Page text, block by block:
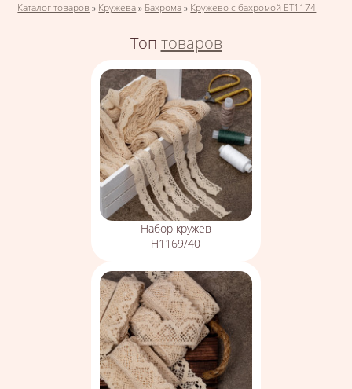
Вы здесь
Каталог товаров » Кружева » Бахрома » Кружево с бахромой ЕТ1174
Топ товаров
Набор кружев
Н1169/40